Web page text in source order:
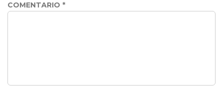
COMENTARIO *